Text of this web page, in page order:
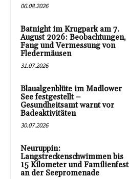
06.08.2026
Batnight im Krugpark am 7.
August 2026: Beobachtungen,
Fang und Vermessung von
Fledermäusen
31.07.2026
Blaualgenblüte im Madlower
See festgestellt –
Gesundheitsamt warnt vor
Badeaktivitäten
30.07.2026
Neuruppin:
Langstreckenschwimmen bis
15 Kilometer und Familienfest
an der Seepromenade